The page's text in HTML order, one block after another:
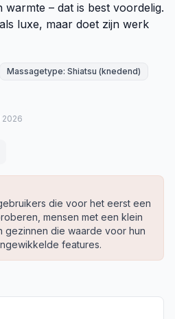
– dat is best voordelig.
luxe, maar doet zijn werk
Massagetype: Shiatsu (knedend)
2026
die voor het eerst een
mensen met een klein
gezinnen die waarde voor hun
features.